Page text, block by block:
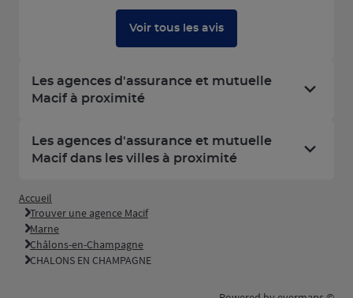
Voir tous les avis
Les agences d'assurance et mutuelle
Macif à proximité
Les agences d'assurance et mutuelle
Macif dans les villes à proximité
Accueil
Trouver une agence Macif
Marne
Châlons-en-Champagne
CHALONS EN CHAMPAGNE